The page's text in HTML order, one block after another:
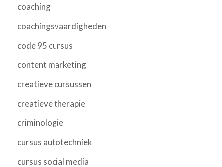
coaching
coachingsvaardigheden
code 95 cursus
content marketing
creatieve cursussen
creatieve therapie
criminologie
cursus autotechniek
cursus social media